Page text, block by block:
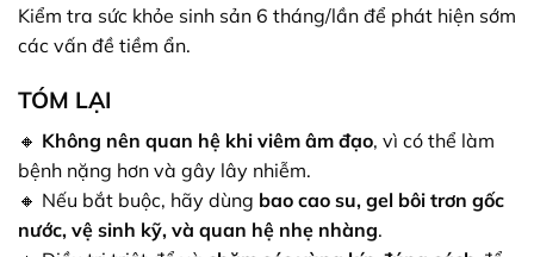
Kiểm tra sức khỏe sinh sản 6 tháng/lần để phát hiện sớm
các vấn đề tiềm ẩn.
TÓM LẠI
🔸 Không nên quan hệ khi viêm âm đạo, vì có thể làm
bệnh nặng hơn và gây lây nhiễm.
🔸 Nếu bắt buộc, hãy dùng bao cao su, gel bôi trơn gốc
nước, vệ sinh kỹ, và quan hệ nhẹ nhàng.